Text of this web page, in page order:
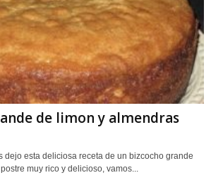
de limon y almendras
dejo esta deliciosa receta de un bizcocho grande
muy rico y delicioso, vamos...